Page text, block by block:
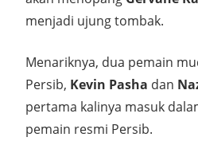
menjadi ujung tombak.
Menariknya, dua pemain
Persib, Kevin Pasha dan
pertama kalinya masuk
pemain resmi Persib.